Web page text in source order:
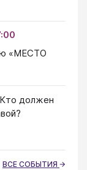
«МЕСТО
Кто должен
ВСЕ СОБЫТИЯ